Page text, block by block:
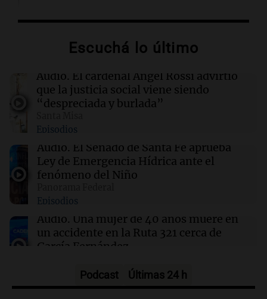
El papa León XIV exige el cese de ataques a
09:21 Espectáculos
Carlos Rottemberg presenta "Pasen y Lean",
su obra sobre 50 años en el teatro argentino
09:20 Sociedad
Un local en Dock Sud que hace reír a los chicos
a cambio de un pancho
El juicio a "Pity" Álvarez por el asesinato de
Cristian Díaz en Villa Lugano iniciará este
lunes
Escuchá lo último
Audio. El cardenal Ángel Rossi advirtió
que la justicia social viene siendo
“despreciada y burlada”
Episodios
Audio. El Senado de Santa Fe aprueba
Ley de Emergencia Hídrica ante el
fenómeno del Niño
Episodios
Audio. Una mujer de 40 años muere en
un accidente en la Ruta 321 cerca de
García Fernández
Audio.El Tesoro Nacional captura 12
Podcast Últimas 24 h